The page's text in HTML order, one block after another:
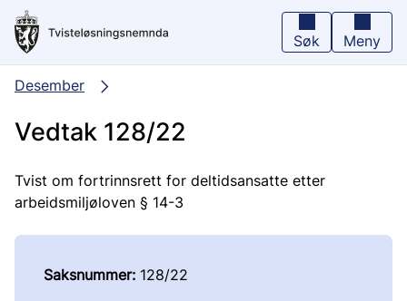
Hopp
hovedinnhold
Søk Meny
Desember
Vedtak 128/22
Tvist om fortrinnsrett for deltidsansatte etter
arbeidsmiljøloven § 14-3
Saksnummer: 128/22